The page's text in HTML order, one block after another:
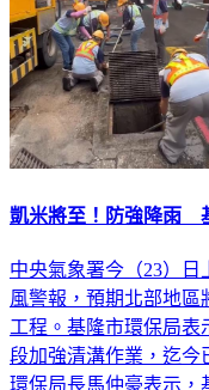
凱米將至！防強降雨
中央氣象署今（23）日
風警報，預期北部地區
工程。基隆市環保局表
段加強清溝作業，迄今
環保局長馬仲豪表示，